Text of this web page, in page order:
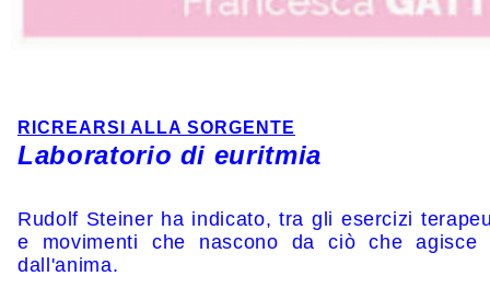
RICREARSI ALLA SORGENTE
Laboratorio di euritmia
Rudolf Steiner ha indicato, tra gli esercizi
e movimenti che nascono da ciò che agisce
dall'anima.